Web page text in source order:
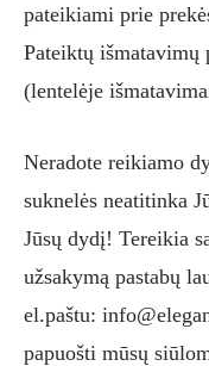
pateikiami prie
Pateiktų išmatavimų
(lentelėje
Neradote reikiamo
suknelės neatitinka
Jūsų dydį! Tereikia
užsakymą pastabų
el.paštu:
papuošti mūsų